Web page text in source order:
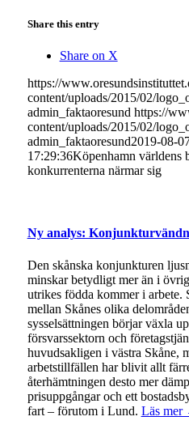
Share this entry
Share on X
https://
content/uploads/2015/02/
admin_faktaoresund https://
content/uploads/2015/02/
admin_faktaoresund2019-08-
17:29:36Köpenhamn världens
konkurrenterna närmar sig
Ny analys:
Den skånska konjunkturen
minskar betydligt mer än i
utrikes födda kommer i arbete.
mellan Skånes olika
sysselsättningen börjar växla
försvarssektorn och
huvudsakligen i västra Skåne,
arbetstillfällen har blivit allt
återhämtningen desto mer
prisuppgångar och ett
fart – förutom i Lund. Läs mer